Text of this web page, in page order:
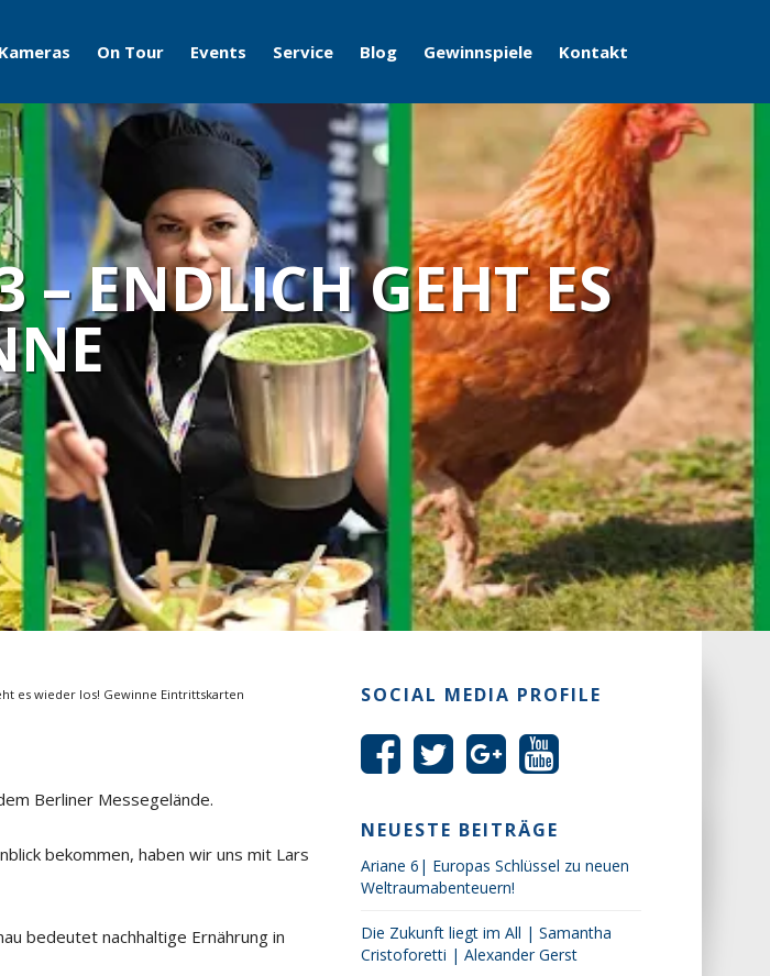
Kameras On Tour
AERO
ITB
ILA
IFA
Grüne Woche
Motorworld Classics
Bodensee
Musikmesse
CMS
Events Service Blog Gewinnspiele Kontakt
– ENDLICH GEHT ES
es wieder los! Gewinne Eintrittskarten
Berliner Messegelände.
bekommen, haben wir uns mit Lars
bedeutet nachhaltige Ernährung in
SOCIAL MEDIA PROFILE
NEUESTE BEITRÄGE
Ariane 6| Europas Schlüssel zu neuen
Weltraumabenteuern!
Die Zukunft liegt im All | Samantha
Cristoforetti | Alexander Gerst